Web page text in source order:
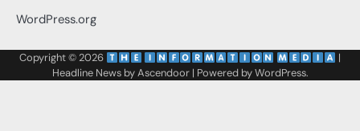
WordPress.org
Copyright © 2026
|
Headline News byAscendoor| Powered byWordPress.